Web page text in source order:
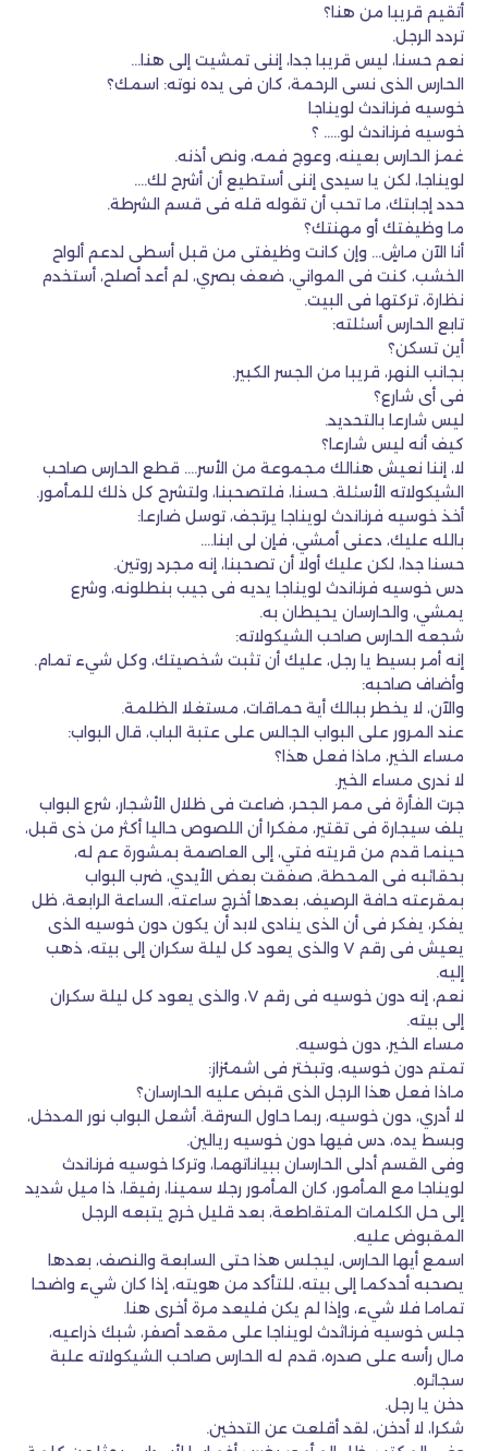
أتقيم قريبا من هنا؟
تردد الرجل.
نعم حسنا، ليس قريبا جدا، إننى تمشيت إلى هنا…
الحارس الذى نسى الرحمة، كان فى يده نوته: اسمك؟
خوسيه فرناندث لويناجا
خوسيه فرناندث لو….. ؟
غمز الحارس بعينه، وعوج فمه، ونص أذنه.
لويناجا، لكن يا سيدى إننى أستطيع أن أشرح لك….
حدد إجابتك، ما تحب أن تقوله قله فى قسم الشرطة.
ما وظيفتك أو مهنتك؟
أنا الآن ماشٍ… وإن كانت وظيفتى من قبل أسطى لدعم ألواح
الخشب، كنت فى المواني، ضعف بصري، لم أعد أصلح، أستخدم
نظارة، تركتها فى البيت.
تابع الحارس أسئلته:
أين تسكن؟
بجانب النهر، قريبا من الجسر الكبير.
فى أى شارع؟
ليس شارعا بالتحديد.
كيف أنه ليس شارعا؟
لا، إننا نعيش هنالك مجموعة من الأسر…. قطع الحارس صاحب
الشيكولاته الأسئلة. حسنا، فلتصحبنا، ولتشرح كل ذلك للمأمور.
أخذ خوسيه فرناندث لويناجا يرتجف، توسل ضارعا:
بالله عليك، دعنى أمشي، فإن لى ابنا….
حسنا جدا، لكن عليك أولا أن تصحبنا، إنه مجرد روتين.
دس خوسيه فرناندث لويناجا يديه فى جيب بنطلونه، وشرع
يمشي، والحارسان يحيطان به.
شجعه الحارس صاحب الشيكولاته:
إنه أمر بسيط يا رجل، عليك أن تثبت شخصيتك، وكل شيء تمام.
وأضاف صاحبه:
والآن، لا يخطر ببالك أية حماقات، مستغلا الظلمة.
عند المرور على البواب الجالس على عتبة الباب، قال البواب:
مساء الخير، ماذا فعل هذا؟
لا ندرى مساء الخير.
جرت الفأرة فى ممر الجحر، ضاعت فى ظلال الأشجار، شرع البواب
يلف سيجارة فى تقتير، مفكرا أن اللصوص حاليا أكثر من ذى قبل،
حينما قدم من قريته فتي، إلى العاصمة بمشورة عم له،
بحقائبه فى المحطة، صفقت بعض الأيدي، ضرب البواب
بمقرعته حافة الرصيف، بعدها أخرج ساعته، الساعة الرابعة، ظل
يفكر، يفكر فى أن الذى ينادى لابد أن يكون دون خوسيه الذى
يعيش فى رقم ٧ والذى يعود كل ليلة سكران إلى بيته، ذهب
إليه.
نعم، إنه دون خوسيه فى رقم ٧، والذى يعود كل ليلة سكران
إلى بيته.
مساء الخير، دون خوسيه.
تمتم دون خوسيه، وتبختر فى اشمئزاز:
ماذا فعل هذا الرجل الذى قبض عليه الحارسان؟
لا أدري، دون خوسيه، ربما حاول السرقة. أشعل البواب نور المدخل،
وبسط يده، دس فيها دون خوسيه ريالين.
وفى القسم أدلى الحارسان ببياناتهما، وتركا خوسيه فرناندث
لويناجا مع المأمور، كان المأمور رجلا سمينا، رفيقا، ذا ميل شديد
إلى حل الكلمات المتقاطعة، بعد قليل خرج يتبعه الرجل
المقبوض عليه.
اسمع أيها الحارس، ليجلس هذا حتى السابعة والنصف، بعدها
يصحبه أحدكما إلى بيته، للتأكد من هويته، إذا كان شيء واضحا
تماما فلا شيء، وإذا لم يكن فليعد مرة أخرى هنا.
جلس خوسيه فرناثدث لويناجا على مقعد أصفر، شبك ذراعيه،
مال رأسه على صدره، قدم له الحارس صاحب الشيكولاته علبة
سجائره.
دخن يا رجل.
شكرا، لا أدخن، لقد أقلعت عن التدخين.